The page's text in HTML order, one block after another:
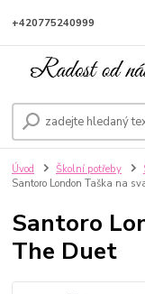
+420775240999
Úvod Školní potřeby
Santoro London Taška na
Santoro
The Duet